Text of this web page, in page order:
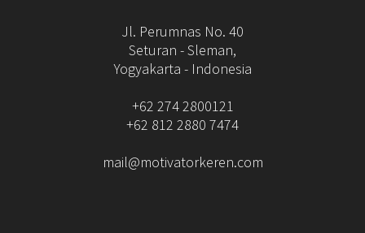
Jl. Perumnas No. 40
Seturan - Sleman,
Yogyakarta - Indonesia
+62 274 2800121
+62 812 2880 7474
mail@motivatorkeren.com